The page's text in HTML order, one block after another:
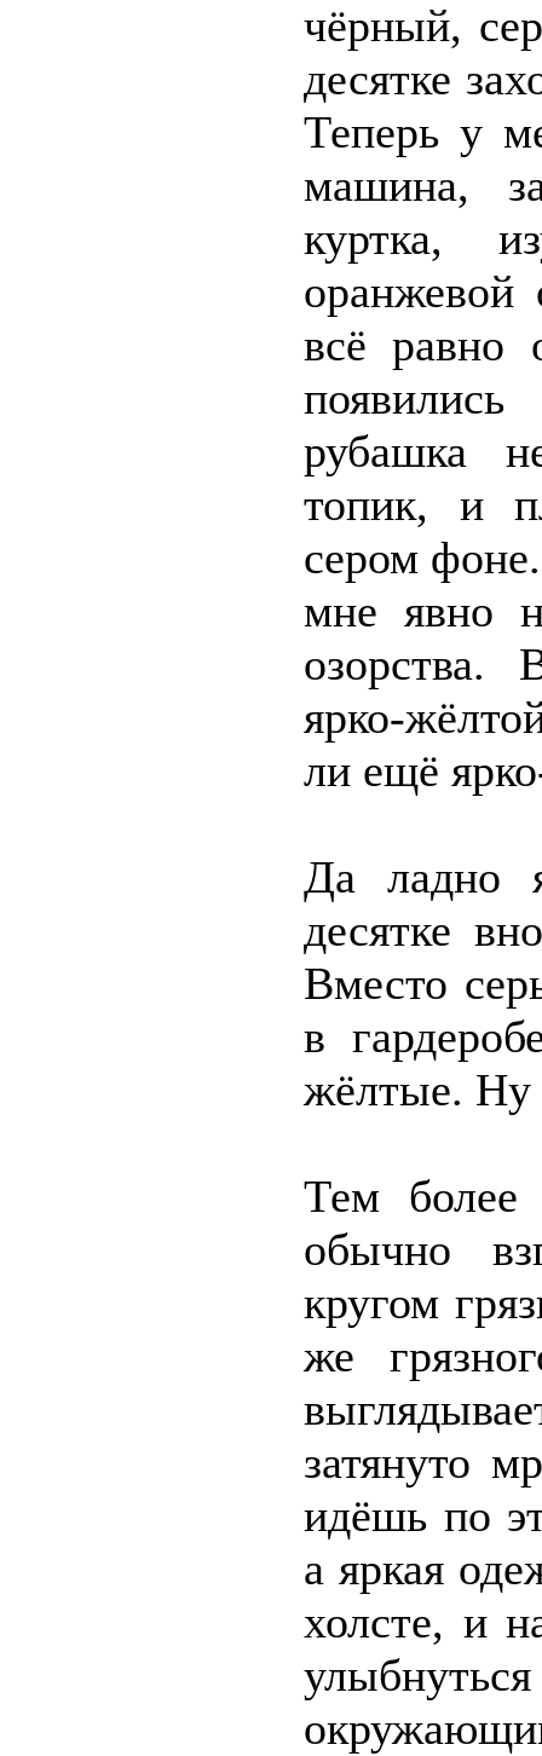
чёрный,
десятке
Теперь у
машина,
куртка,
оранжевой
всё равно
рубашка
топик, и
сером
мне явно
озорства.
ярко-
ли ещё
Да ладно
десятке
Вместо
в
жёлтые. Ну
Тем
обычно
кругом
же
затянуто
идёшь по
а яркая
холсте, и